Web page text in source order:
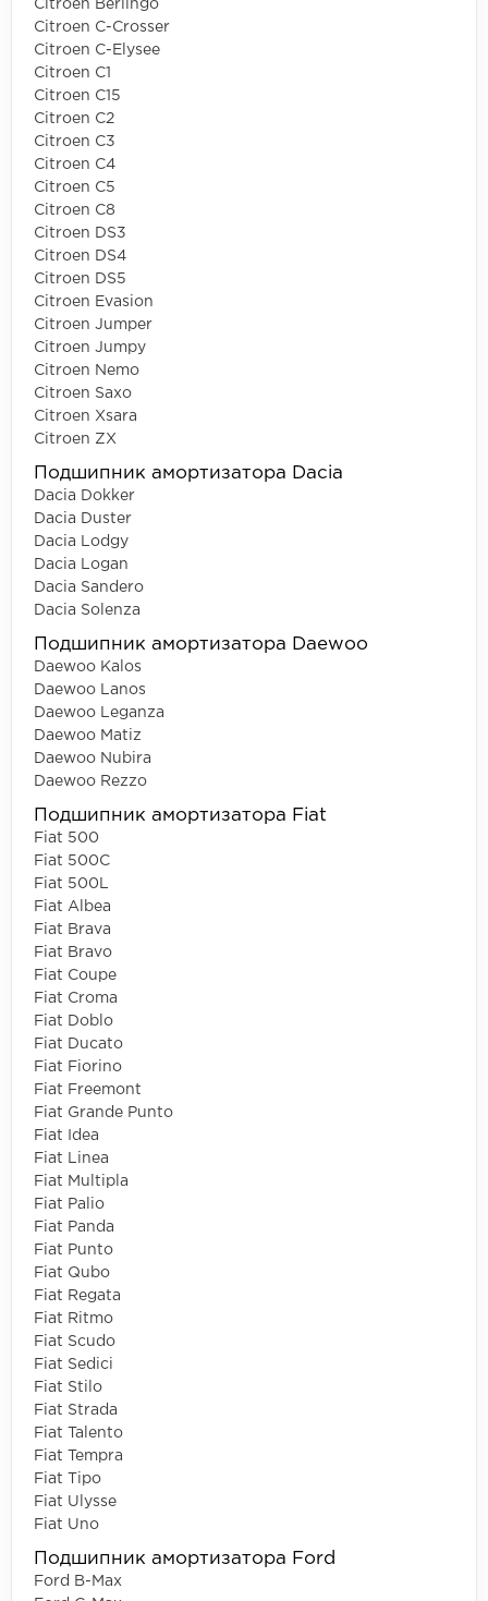
Citroen Berlingo
Citroen C-Crosser
Citroen C-Elysee
Citroen C1
Citroen C15
Citroen C2
Citroen C3
Citroen C4
Citroen C5
Citroen C8
Citroen DS3
Citroen DS4
Citroen DS5
Citroen Evasion
Citroen Jumper
Citroen Jumpy
Citroen Nemo
Citroen Saxo
Citroen Xsara
Citroen ZX
Подшипник амортизатора Dacia
Dacia Dokker
Dacia Duster
Dacia Lodgy
Dacia Logan
Dacia Sandero
Dacia Solenza
Подшипник амортизатора Daewoo
Daewoo Kalos
Daewoo Lanos
Daewoo Leganza
Daewoo Matiz
Daewoo Nubira
Daewoo Rezzo
Подшипник амортизатора Fiat
Fiat 500
Fiat 500C
Fiat 500L
Fiat Albea
Fiat Brava
Fiat Bravo
Fiat Coupe
Fiat Croma
Fiat Doblo
Fiat Ducato
Fiat Fiorino
Fiat Freemont
Fiat Grande Punto
Fiat Idea
Fiat Linea
Fiat Multipla
Fiat Palio
Fiat Panda
Fiat Punto
Fiat Qubo
Fiat Regata
Fiat Ritmo
Fiat Scudo
Fiat Sedici
Fiat Stilo
Fiat Strada
Fiat Talento
Fiat Tempra
Fiat Tipo
Fiat Ulysse
Fiat Uno
Подшипник амортизатора Ford
Ford B-Max